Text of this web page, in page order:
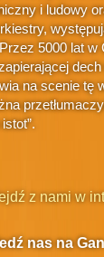
i ludowy
5000 lat w
na scenie tę
z nami w
nas na